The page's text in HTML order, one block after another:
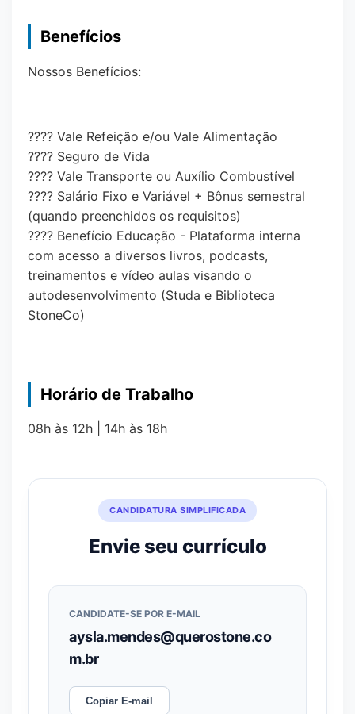
Benefícios
Nossos Benefícios:
???? Vale Refeição e/ou Vale Alimentação
???? Seguro de Vida
???? Vale Transporte ou Auxílio Combustível
???? Salário Fixo e Variável + Bônus semestral
(quando preenchidos os requisitos)
???? Benefício Educação - Plataforma interna
com acesso a diversos livros, podcasts,
treinamentos e vídeo aulas visando o
autodesenvolvimento (Studa e Biblioteca
StoneCo)
Horário de Trabalho
08h às 12h | 14h às 18h
CANDIDATURA SIMPLIFICADA
Envie seu currículo
CANDIDATE-SE POR E-MAIL
aysla.mendes@querostone.co
m.br
Copiar E-mail